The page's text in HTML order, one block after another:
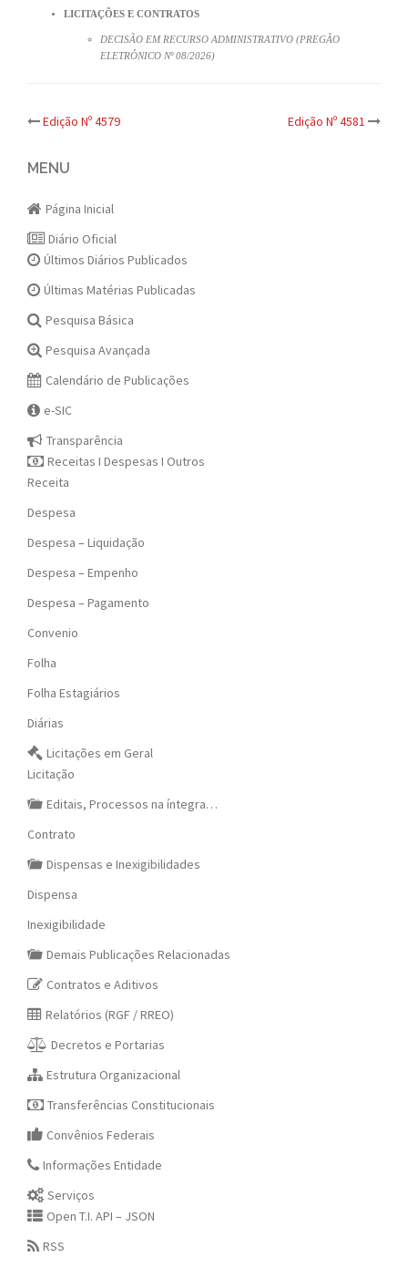
LICITAÇÕES E CONTRATOS
DECISÃO EM RECURSO ADMINISTRATIVO (PREGÃO
ELETRÔNICO Nº 08/2026)
Post
navigation
Edição Nº 4579 Edição Nº 4581
MENU
Página Inicial
Diário Oficial
Últimos Diários Publicados
Últimas Matérias Publicadas
Pesquisa Básica
Pesquisa Avançada
Calendário de Publicações
e-SIC
Transparência
Receitas I Despesas I Outros
Receita
Despesa
Despesa – Liquidação
Despesa – Empenho
Despesa – Pagamento
Convenio
Folha
Folha Estagiários
Diárias
Licitações em Geral
Licitação
Editais, Processos na íntegra…
Contrato
Dispensas e Inexigibilidades
Dispensa
Inexigibilidade
Demais Publicações Relacionadas
Contratos e Aditivos
Relatórios (RGF / RREO)
Decretos e Portarias
Estrutura Organizacional
Transferências Constitucionais
Convênios Federais
Informações Entidade
Serviços
Open T.I. API – JSON
RSS